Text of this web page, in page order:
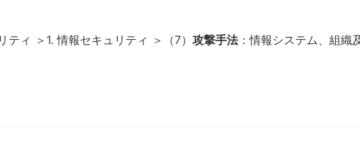
ィ ＞1. 情報セキュリティ ＞（7） 攻撃手法：情報システム、組織